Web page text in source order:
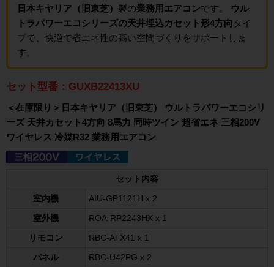
日本キヤリア（旧東芝） 製の業務用エアコンです。
ウル
トラパワーエコシリーズの天井埋込カセット形4方向 タイ
プで、快適で省エネ性の高い空間づくりをサポートしま
す。
セット型番：GUXB22413XU
＜在庫限り＞日本キヤリア（旧東芝） ウルトラパワーエコシリ
ーズ 天井カセット4方向 8馬力 同時ツイン 超省エネ 三相200V
ワイヤレス 冷媒R32 業務用エアコン
セット内容
室内機 AIU-GP1121H x 2
室外機 ROA-RP2243HX x 1
リモコン RBC-ATX41 x 1
パネル RBC-U42PG x 2